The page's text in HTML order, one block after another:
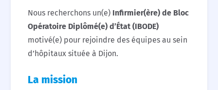
Nous recherchons un(e) Infirmier(ère) de Bloc
Opératoire Diplômé(e) d’État (IBODE)
motivé(e) pour rejoindre des équipes au sein
d’hôpitaux située à Dijon.
La mission